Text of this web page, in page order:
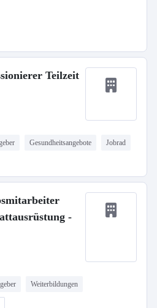
Teilzeit
Gesundheitsangebote Jobrad
-
Weiterbildungen